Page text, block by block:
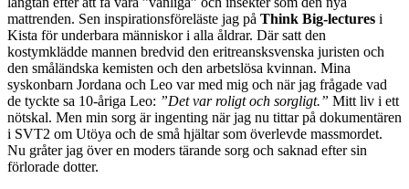
mattrenden. Sen inspirationsföreläste jag på Think Big-lectures i
Kista för underbara människor i alla åldrar. Där satt den
kostymklädde mannen bredvid den eritreansksvenska juristen och
den småländska kemisten och den arbetslösa kvinnan. Mina
syskonbarn Jordana och Leo var med mig och när jag frågade vad
de tyckte sa 10-åriga Leo: ”Det var roligt och sorgligt.” Mitt liv i ett
nötskal. Men min sorg är ingenting när jag nu tittar på dokumentären
i SVT2 om Utöya och de små hjältar som överlevde massmordet.
Nu gråter jag över en moders tärande sorg och saknad efter sin
förlorade dotter.